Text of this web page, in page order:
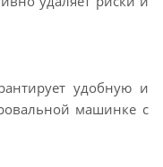
удобную и
машинке с